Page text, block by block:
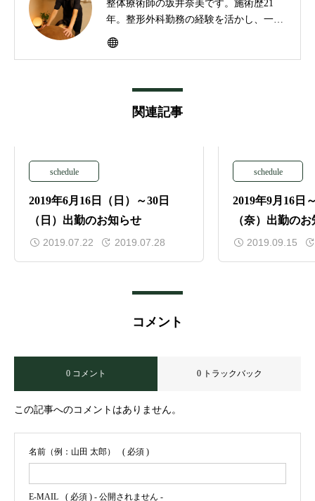
整体療術師の坂井奈美です。施術歴21
年。整形外科勤務の経験を活かし、一人
ひとりの身体の状態や生活習慣に合わせ
関連記事
schedule
2019年6月16日（日）～30日
（日）出勤のお知らせ
2019.07.22 2019.07.28
schedule
2019年9月16日
（奈）出勤の
2019.09.15
コメント
0 コメント 0 トラックバック
この記事へのコメントはありません。
名前（例：山田 太郎） ( 必須 )
E-MAIL ( 必須 ) - 公開されません -